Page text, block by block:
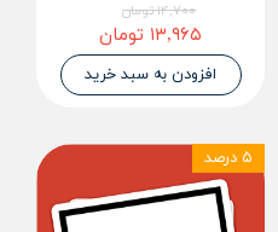
۱۴,۷۰۰ تومان
۱۳,۹۶۵ تومان
افزودن به سبد خرید
۵ درصد